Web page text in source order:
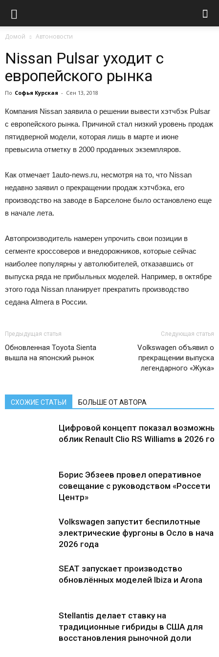
Домой Автоновости
Nissan Pulsar уходит с
европейского рынка
По Софья Курская - Сен 13, 2018
Компания Nissan заявила о решении вывести хэтчбэк Pulsar
с европейского рынка. Причиной стал низкий уровень продаж
пятидверной модели, которая лишь в марте и июне
превысила отметку в 2000 проданных экземпляров.
Как отмечает 1auto-news.ru, несмотря на то, что Nissan
недавно заявил о прекращении продаж хэтчбэка, его
производство на заводе в Барселоне было остановлено еще
в начале лета.
Автопроизводитель намерен упрочить свои позиции в
сегменте кроссоверов и внедорожников, которые сейчас
наиболее популярны у автолюбителей, отказавшись от
выпуска ряда не прибыльных моделей. Например, в октябре
этого года Nissan планирует прекратить производство
седана Almera в России.
Предыдущая статья
Обновленная Toyota Sienta
вышла на японский рынок
Следующая статья
Volkswagen объявил о
прекращении выпуска
легендарного «Жука»
СХОЖИЕ СТАТЬИ БОЛЬШЕ ОТ АВТОРА
Цифровой концепт показал
облик Renault Clio RS Williams в 2026
Борис Эбзеев провел оперативное
совещание с руководством «Россети
Центр»
Volkswagen запустит беспилотные
электрические фургоны в Осло в
2026 года
SEAT запускает производство
обновлённых моделей Ibiza и Arona
Stellantis делает ставку на
традиционные гибриды в США для
восстановления рыночной доли